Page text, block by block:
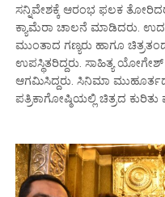
ಸನ್ನಿವೇಶಕ್ಕೆ ಆರಂಭ ಫಲಕ
ಕ್ಯಾಮೆರಾ ಚಾಲನೆ ಮಾಡಿದರು.
ಮುಂತಾದ ಗಣ್ಯರು ಹಾಗೂ
ಉಪಸ್ಥಿತರಿದ್ದರು. ಸಾಹಿತ್ಯ
ಆಗಮಿಸಿದ್ದರು. ಸಿನಿಮಾ
ಪತ್ರಿಕಾಗೋಷ್ಠಿಯಲ್ಲಿ ಚಿತ್ರದ